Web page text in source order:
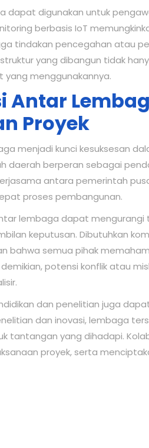
dapat digunakan untuk
berbasis IoT
tindakan pencegahan atau
yang dibangun tidak
yang menggunakannya.
Antar
Proyek
menjadi kunci kesuksesan
daerah berperan sebagai
antara pemerintah
proses pembangunan.
lembaga dapat mengurangi
keputusan. Dibutuhkan
bahwa semua pihak
potensi konflik atau
dan penelitian juga
dan inovasi, lembaga
tantangan yang dihadapi.
proyek, serta